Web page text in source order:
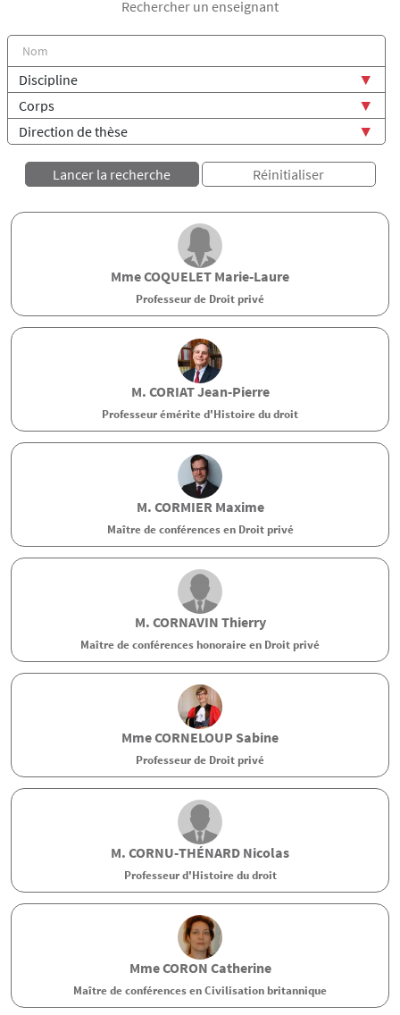
Rechercher un enseignant
MmeCOQUELET Marie-Laure
Professeur de Droit privé
M. CORIATJean-Pierre
Professeur émérite d'Histoire du droit
M. CORMIER Maxime
Maître de conférences en Droit privé
M. CORNAVIN Thierry
Maître de conférences honoraire en Droit privé
MmeCORNELOUP Sabine
Professeur de Droit privé
M. CORNU-THÉNARD Nicolas
Professeur d'Histoire du droit
MmeCORON Catherine
Maître de conférences en Civilisation britannique